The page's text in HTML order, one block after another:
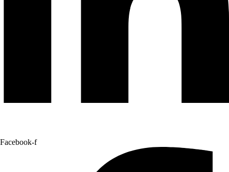
Facebook-f